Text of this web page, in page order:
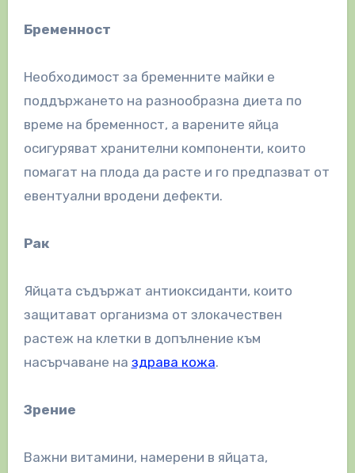
Бременност
Необходимост за бременните майки е
поддържането на разнообразна диета по
време на бременност, а варените яйца
осигуряват хранителни компоненти, които
помагат на плода да расте и го предпазват от
евентуални вродени дефекти.
Рак
Яйцата съдържат антиоксиданти, които
защитават организма от злокачествен
растеж на клетки в допълнение към
насърчаване на здрава кожа.
Зрение
Важни витамини, намерени в яйцата,